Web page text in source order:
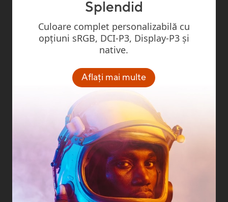
Splendid
Culoare complet personalizabilă cu
opțiuni sRGB, DCI-P3, Display-P3 și
native.
Aflați mai multe